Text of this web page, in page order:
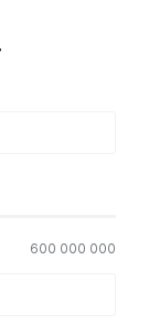
600 000 000